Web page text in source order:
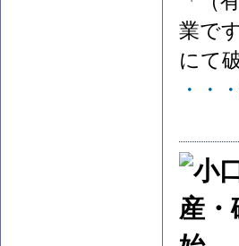
業で
にて
・・